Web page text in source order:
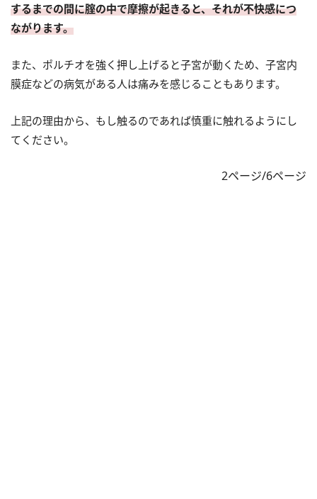
するまでの間に腟の中で摩擦が起きると、それが不快感につ
ながります。
また、ポルチオを強く押し上げると子宮が動くため、子宮内
膜症などの病気がある人は痛みを感じることもあります。
上記の理由から、もし触るのであれば慎重に触れるようにし
てください。
2ページ/6ページ